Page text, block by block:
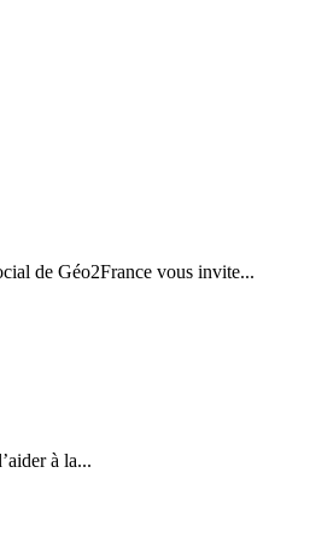
de Géo2France vous invite...
à la...